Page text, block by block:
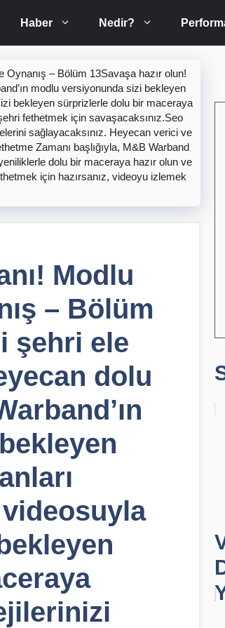
Haber Nedir?
Oynanış – Bölüm 13Savaşa hazır olun!
modlu versiyonunda sizi bekleyen
bekleyen sürprizlerle dolu bir maceraya
fethetmek için savaşacaksınız.Seo
sağlayacaksınız. Heyecan verici ve
Zamanı başlığıyla, M&B Warband
dolu bir maceraya hazır olun ve
için hazırsanız, videoyu izlemek
Modlu
– Bölüm
şehri ele
dolu
videosuyla